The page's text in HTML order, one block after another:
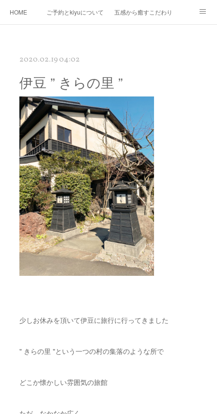
HOME ご予約とkiyuについて 五感から癒すこだわり
2020.02.19 04:02
伊豆 ” きらの里 ”
少しお休みを頂いて伊豆に旅行に行ってきました
" きらの里 "という一つの村の集落のような所で
どこか懐かしい雰囲気の旅館